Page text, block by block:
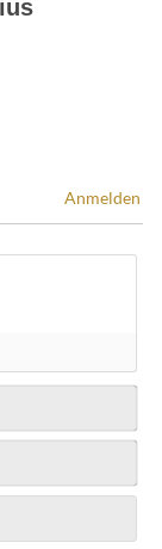
Anmelden